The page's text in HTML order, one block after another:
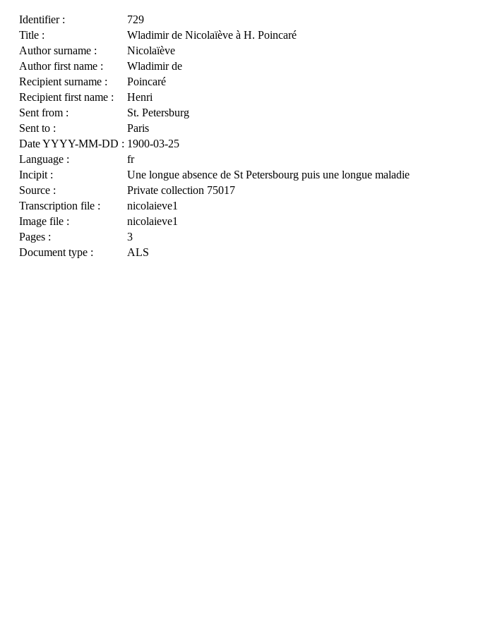
Identifier :
729
Title :
Wladimir de Nicolaïève à H. Poincaré
Author surname :
Nicolaïève
Author first name :
Wladimir de
Recipient surname :
Poincaré
Recipient first name :
Henri
Sent from :
St. Petersburg
Sent to :
Paris
Date YYYY-MM-DD : 1900-03-25
Language :
fr
Incipit :
Une longue absence de St Petersbourg puis une longue maladie
Source :
Private collection 75017
Transcription file :
nicolaieve1
Image file :
nicolaieve1
Pages :
3
Document type :
ALS